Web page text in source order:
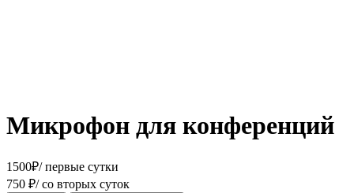
Микрофон для конференций
1500₽/ первые сутки
750 ₽/ со вторых суток